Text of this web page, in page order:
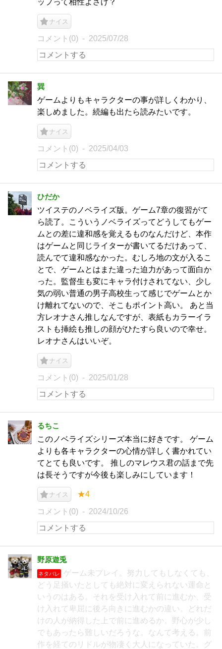
ップって相性よさげ？
ナイス
コメント(0) 2025/07/28
巽
ゲームよりもキャラクターの事が詳しくわかり、
楽しめました。続編も出たら読みたいです。
ナイス
コメント(0) 2025/04/03
ひだか
ツイステのノベライズ版。ゲーム7章の復習がて
ら読了。こういうノベライズってどうしてもゲー
ムとの差に違和感を覚えるものなんだけど、本作
はゲームと同じライターが書いてるだけあって、
読んでて違和感なかった。むしろ地の文が入るこ
とで、ゲームとはまた違った迫力があって面白か
った。監督生も変にキャラ付けされてない、少し
気の弱い普通の男子高校生って感じでゲームとか
け離れてないので、そこもポイント高い。 あと当
方レオナさん推しなんですが、表紙もカラーイラ
ストも挿絵も推しの顔がひたすら良いので幸せ。
レオナさんはいいぞ。
ナイス
コメント(0) 2025/01/28
るちこ
このノベライズシリーズ本当に好きです。 ゲーム
よりも各キャラクターの心情が詳しく書かれてい
てとても良いです。 推しのマレウス君の話まで先
は長そうですが今後も楽しみにしています！
ナイス ★4
コメント(0) 2024/10/26
野原遊兎
ネタバレ
ゲーム未プレイ。努力してもしなくても、
どう足掻いたとしても絶対に変えられない運命と
いうのはある。それを受け入れて前に進むか、受
け入れて卑屈に後ろ向きに進むかの違い。どれだ
けの人が納得した上で前に進めるか。野心が少し
でもあったら難しいだろうな。なんて考える。前
作を経てのリドルが物凄く大人になっていた。グ